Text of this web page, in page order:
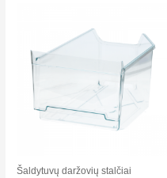
Šaldytuvų daržovių stalčiai